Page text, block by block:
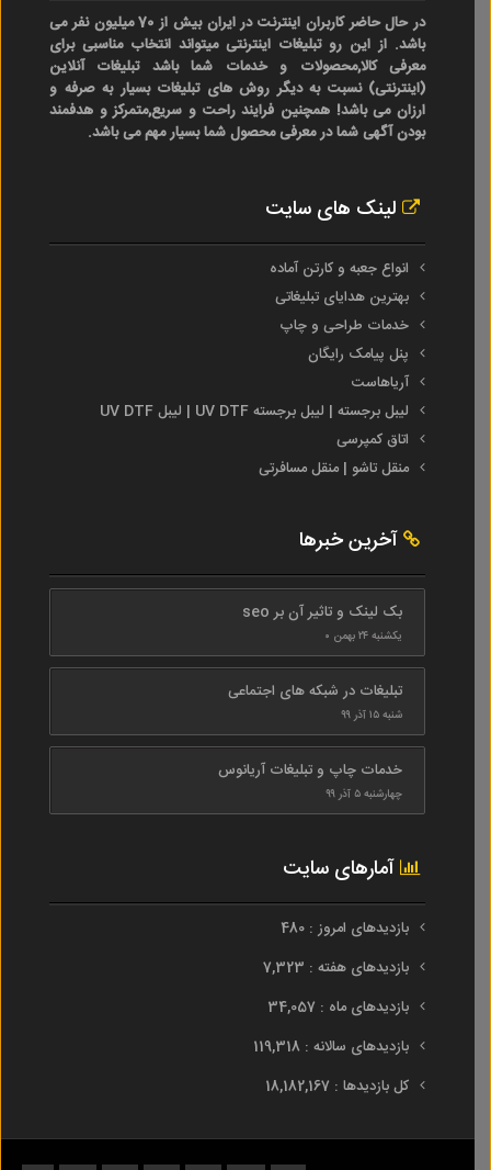
در حال حاضر کاربران اینترنت در ایران بیش از 70 میلیون نفر می
باشد. از این رو تبلیغات اینترنتی میتواند انتخاب مناسبی برای
معرفی کالا,محصولات و خدمات شما باشد تبلیغات آنلاین
(اینترنتی) نسبت به دیگر روش های تبلیغات بسیار به صرفه و
ارزان می باشد! همچنین فرایند راحت و سریع,متمرکز و هدفمند
بودن آگهی شما در معرفی محصول شما بسیار مهم می باشد.
لینک های سایت
انواع جعبه و کارتن آماده
بهترین هدایای تبلیغاتی
خدمات طراحی و چاپ
پنل پیامک رایگان
آریاهاست
لیبل برجسته | لیبل برجسته UV DTF | لیبل UV DTF
اتاق کمپرسی
منقل تاشو | منقل مسافرتی
آخرین خبرها
بک لینک و تاثیر آن بر seo
یکشنبه ۲۴ بهمن ۰
تبلیغات در شبکه های اجتماعی
شنبه ۱۵ آذر ۹۹
خدمات چاپ و تبلیغات آریانوس
چهارشنبه ۵ آذر ۹۹
آمارهای سایت
بازدیدهای امروز : 480
بازدیدهای هفته : 7,323
بازدیدهای ماه : 34,057
بازدیدهای سالانه : 119,318
کل بازدیدها : 18,182,167